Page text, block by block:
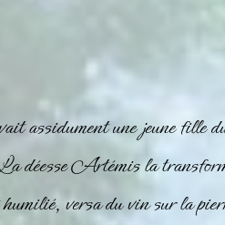
assidument une jeune fille
déesse Artémis la
versa du vin sur la